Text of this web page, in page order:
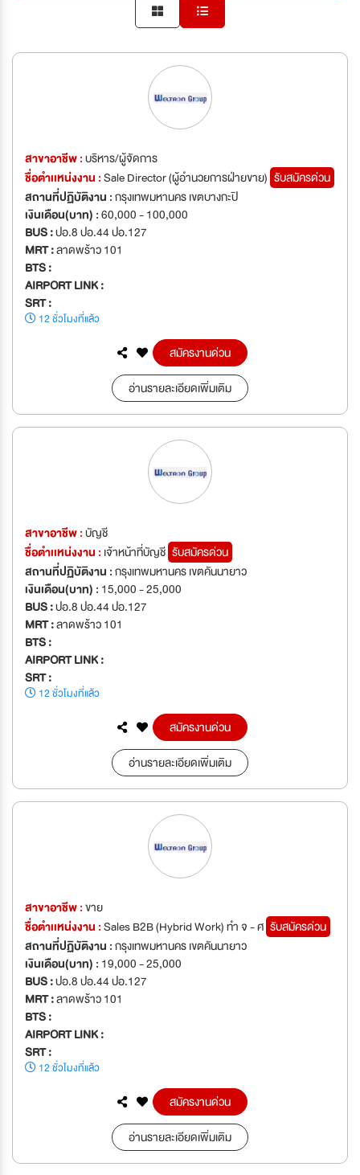
สาขาอาชีพ :บริหาร/ผู้จัดการ
ชื่อตำเเหน่งงาน :Sale Director (ผู้อำนวยการฝ่ายขาย) รับสมัครด่วน
สถานที่ปฏิบัติงาน :กรุงเทพมหานคร เขตบางกะปิ
เงินเดือน(บาท) :60,000 - 100,000
BUS :ปอ.8 ปอ.44 ปอ.127
MRT :ลาดพร้าว 101
BTS :
AIRPORT LINK :
SRT :
12 ชั่วโมงที่แล้ว
สมัครงานด่วน
อ่านรายละเอียดเพิ่มเติม
สาขาอาชีพ :บัญชี
ชื่อตำเเหน่งงาน : เจ้าหน้าที่บัญชี รับสมัครด่วน
สถานที่ปฏิบัติงาน :กรุงเทพมหานคร เขตคันนายาว
เงินเดือน(บาท) : 15,000 - 25,000
BUS :ปอ.8 ปอ.44 ปอ.127
MRT :ลาดพร้าว 101
BTS :
AIRPORT LINK :
SRT :
12 ชั่วโมงที่แล้ว
สมัครงานด่วน
อ่านรายละเอียดเพิ่มเติม
สาขาอาชีพ :ขาย
ชื่อตำเเหน่งงาน :Sales B2B (Hybrid Work) ทำ จ - ศ รับสมัครด่วน
สถานที่ปฏิบัติงาน :กรุงเทพมหานคร เขตคันนายาว
เงินเดือน(บาท) : 19,000 - 25,000
BUS :ปอ.8 ปอ.44 ปอ.127
MRT :ลาดพร้าว 101
BTS :
AIRPORT LINK :
SRT :
12 ชั่วโมงที่แล้ว
สมัครงานด่วน
อ่านรายละเอียดเพิ่มเติม